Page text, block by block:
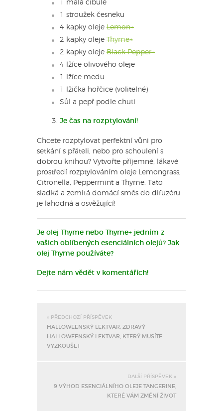
1 malá cibule
1 stroužek česneku
4 kapky oleje Lemon+
2 kapky oleje Thyme+
2 kapky oleje Black Pepper+
4 lžíce olivového oleje
1 lžíce medu
1 lžička hořčice (volitelné)
Sůl a pepř podle chuti
Je čas na rozptylování!
Chcete rozptylovat perfektní vůni pro
setkání s přáteli, nebo pro schoulení s
dobrou knihou? Vytvořte příjemné, lákavé
prostředí rozptylováním oleje Lemongrass,
Citronella, Peppermint a Thyme. Tato
sladká a zemitá domácí směs do difuzéru
je lahodná a osvěžující!
Je olej Thyme nebo Thyme+ jedním z
vašich oblíbených esenciálních olejů? Jak
olej Thyme používáte?
Dejte nám vědět v komentářích!
« PŘEDCHOZÍ PŘÍSPĚVEK
HALLOWEENSKÝ LEKTVAR: ZDRAVÝ
HALLOWEENSKÝ LEKTVAR, KTERÝ MUSÍTE
VYZKOUŠET
DALŠÍ PŘÍSPĚVEK »
9 VÝHOD ESENCIÁLNÍHO OLEJE TANGERINE,
KTERÉ VÁM ZMĚNÍ ŽIVOT